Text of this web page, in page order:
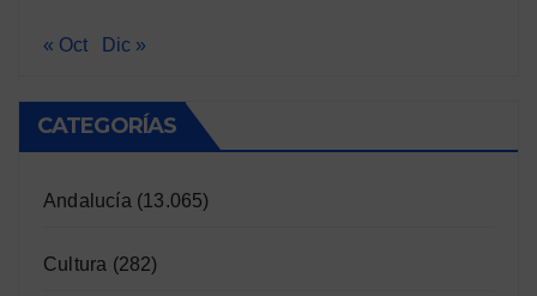
« Oct Dic »
CATEGORÍAS
Andalucía(13.065)
Cultura (282)